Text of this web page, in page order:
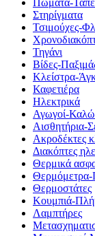
Πώματα-
Στηρίγματα
Τσιμούχες-
Τηγάνι
Βίδες-
Κλείστρα-
Καφετιέρα
Ηλεκτρικά
Αγωγοί-
Αισθητήρια-
Ακροδέκτες
Διακόπτες
Θερμικά
Θερμόμετρα-
Θερμοστάτες
Κουμπιά-
Λαμπτήρες